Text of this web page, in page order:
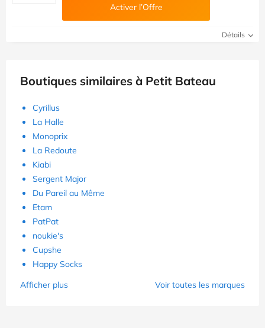
Activer l’Offre
Détails
Boutiques similaires à Petit Bateau
Cyrillus
La Halle
Monoprix
La Redoute
Kiabi
Sergent Major
Du Pareil au Même
Etam
PatPat
noukie's
Cupshe
Happy Socks
Afficher plus
Voir toutes les marques